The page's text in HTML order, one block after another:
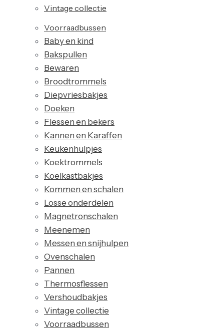
Vintage collectie
Voorraadbussen
Baby en kind
Bakspullen
Bewaren
Broodtrommels
Diepvriesbakjes
Doeken
Flessen en bekers
Kannen en Karaffen
Keukenhulpjes
Koektrommels
Koelkastbakjes
Kommen en schalen
Losse onderdelen
Magnetronschalen
Meenemen
Messen en snijhulpen
Ovenschalen
Pannen
Thermosflessen
Vershoudbakjes
Vintage collectie
Voorraadbussen